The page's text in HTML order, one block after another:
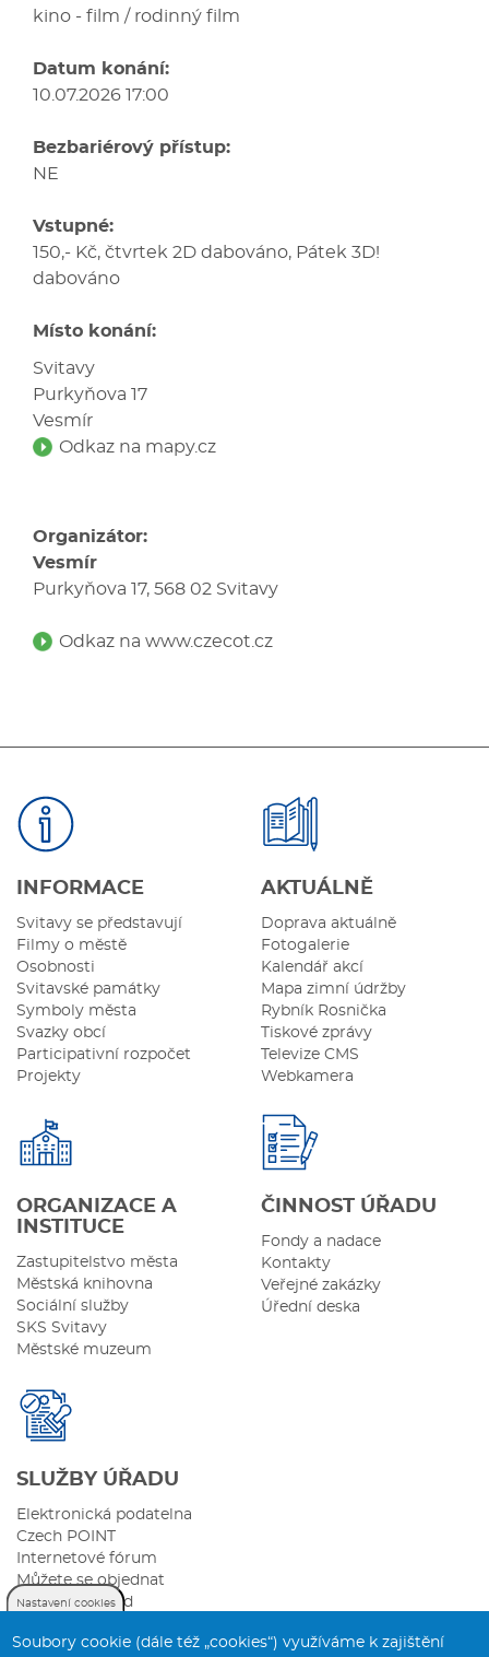
kino - film / rodinný film
Datum konání:
10.07.2026 17:00
Bezbariérový přístup:
NE
Vstupné:
150,- Kč, čtvrtek 2D dabováno, Pátek 3D!
dabováno
Místo konání:
Svitavy
Purkyňova 17
Vesmír
Odkaz na mapy.cz
Organizátor:
Vesmír
Purkyňova 17, 568 02 Svitavy
Odkaz na www.czecot.cz
INFORMACE
Svitavy se představují
Filmy o městě
Osobnosti
Svitavské památky
Symboly města
Svazky obcí
Participativní rozpočet
Projekty
AKTUÁLNĚ
Doprava aktuálně
Fotogalerie
Kalendář akcí
Mapa zimní údržby
Rybník Rosnička
Tiskové zprávy
Televize CMS
Webkamera
ORGANIZACE A
INSTITUCE
Zastupitelstvo města
Městská knihovna
Sociální služby
SKS Svitavy
Městské muzeum
ČINNOST ÚŘADU
Fondy a nadace
Kontakty
Veřejné zakázky
Úřední deska
SLUŽBY ÚŘADU
Elektronická podatelna
Czech POINT
Internetové fórum
Můžete se objednat
Sazebník úhrad
Nastavení cookies
Soubory cookie (dále též „cookies“) využíváme k zajištění